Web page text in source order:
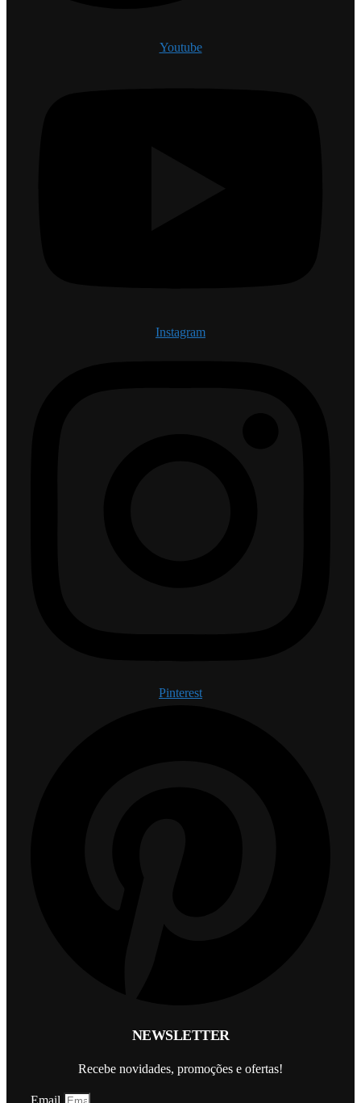
Youtube
Instagram
Pinterest
NEWSLETTER
Recebe novidades, promoções e ofertas!
Email